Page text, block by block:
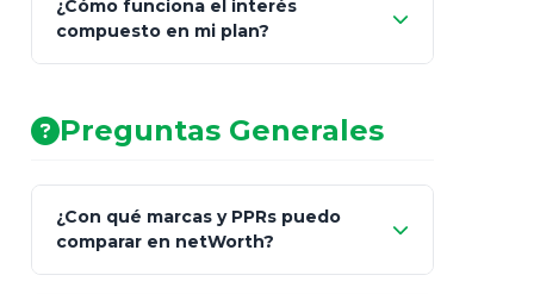
AA (Muy Fuerte)
¿Cómo funciona el interés
compuesto en mi plan?
Preguntas Generales
¿Con qué marcas y PPRs puedo
comparar en netWorth?